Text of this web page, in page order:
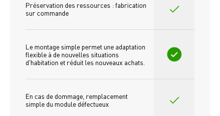
Préservation des ressources : fabrication
sur commande
Le montage simple permet une adaptation
flexible à de nouvelles situations
d'habitation et réduit les nouveaux achats.
En cas de dommage, remplacement
simple du module défectueux